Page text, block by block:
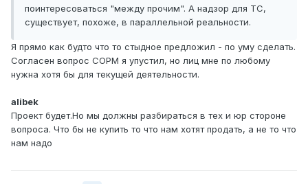
поинтересоваться "между прочим". А надзор для ТС,
существует, похоже, в параллельной реальности.
Я прямо как будто что то стыдное предложил - по уму сделать.
Согласен вопрос СОРМ я упустил, но лиц мне по любому
нужна хотя бы для текущей деятельности.
alibek
Проект будет.Но мы должны разбираться в тех и юр стороне
вопроса. Что бы не купить то что нам хотят продать, а не то что
нам надо